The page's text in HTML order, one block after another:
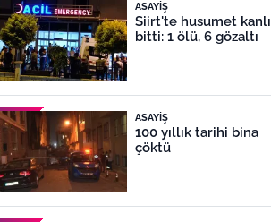
ASAYIŞ
Siirt'te husumet kanlı
bitti: 1 ölü, 6 gözaltı
ASAYIŞ
100 yıllık tarihi bina
çöktü